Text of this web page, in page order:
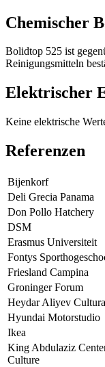
Chemischer
Bolidtop 525 ist
Reinigungsmitteln
Elektrischer
Keine elektrische
Referenzen
Bijenkorf
Deli Grecia Panama
Don Pollo Hatchery
DSM
Erasmus Universiteit
Fontys
Friesland Campina
Groninger Forum
Heydar Aliyev
Hyundai Motorstudio
Ikea
King Abdulaziz
Culture